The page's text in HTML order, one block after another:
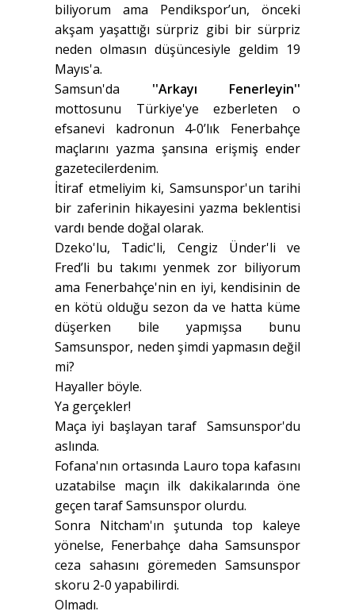
biliyorum ama Pendikspor’un, önceki
akşam yaşattığı sürpriz gibi bir sürpriz
neden olmasın düşüncesiyle geldim 19
Mayıs'a.
Samsun'da ''Arkayı Fenerleyin''
mottosunu Türkiye'ye ezberleten o
efsanevi kadronun 4-0’lık Fenerbahçe
maçlarını yazma şansına erişmiş ender
gazetecilerdenim.
İtiraf etmeliyim ki, Samsunspor'un tarihi
bir zaferinin hikayesini yazma beklentisi
vardı bende doğal olarak.
Dzeko'lu, Tadic'li, Cengiz Ünder'li ve
Fred’li bu takımı yenmek zor biliyorum
ama Fenerbahçe'nin en iyi, kendisinin de
en kötü olduğu sezon da ve hatta küme
düşerken bile yapmışsa bunu
Samsunspor, neden şimdi yapmasın değil
mi?
Hayaller böyle.
Ya gerçekler!
Maça iyi başlayan taraf Samsunspor'du
aslında.
Fofana'nın ortasında Lauro topa kafasını
uzatabilse maçın ilk dakikalarında öne
geçen taraf Samsunspor olurdu.
Sonra Nitcham'ın şutunda top kaleye
yönelse, Fenerbahçe daha Samsunspor
ceza sahasını göremeden Samsunspor
skoru 2-0 yapabilirdi.
Olmadı.